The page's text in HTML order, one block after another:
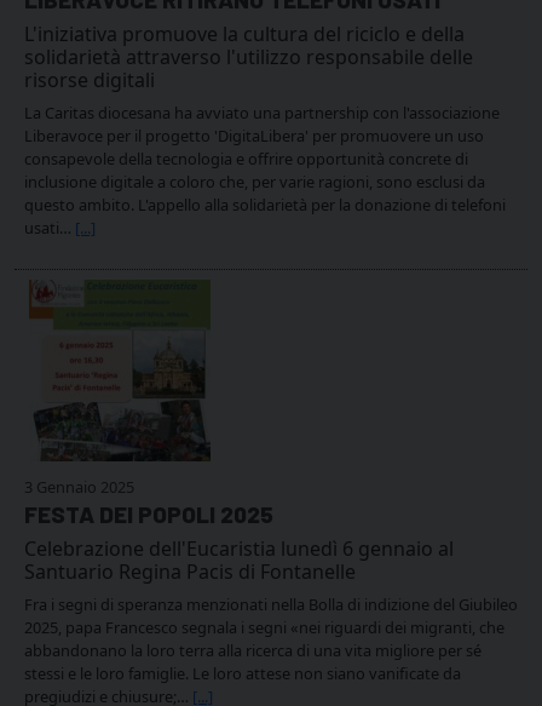
L'iniziativa promuove la cultura del riciclo e della
solidarietà attraverso l'utilizzo responsabile delle
risorse digitali
La Caritas diocesana ha avviato una partnership con l'associazione
Liberavoce per il progetto 'DigitaLibera' per promuovere un uso
consapevole della tecnologia e offrire opportunità concrete di
inclusione digitale a coloro che, per varie ragioni, sono esclusi da
questo ambito. L'appello alla solidarietà per la donazione di telefoni
usati… [...]
3 Gennaio 2025
FESTA DEI POPOLI 2025
Celebrazione dell'Eucaristia lunedì 6 gennaio al
Santuario Regina Pacis di Fontanelle
Fra i segni di speranza menzionati nella Bolla di indizione del Giubileo
2025, papa Francesco segnala i segni «nei riguardi dei migranti, che
abbandonano la loro terra alla ricerca di una vita migliore per sé
stessi e le loro famiglie. Le loro attese non siano vanificate da
pregiudizi e chiusure;… [...]